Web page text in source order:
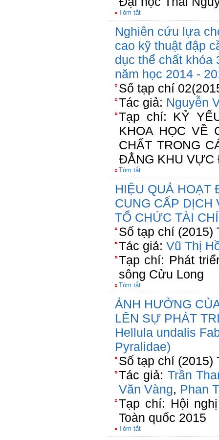
Tóm tắt
Nghiên cứu lựa
cao kỹ thuật đập
dục thể chất
năm học 2014 -
Số tạp chí
Tác giả: Nguyễn
Tạp chí: KỶ
KHOA HỌC VỀ
CHẤT TRONG
ĐẲNG KHU VỰC
Tóm tắt
HIỆU QUẢ HOẠT
CUNG CẤP DỊCH
TỔ CHỨC TÀI
Số tạp chí (2015)
Tác giả: Vũ Thị
Tạp chí: Phát
sông Cửu Long
Tóm tắt
ẢNH HƯỞNG
LÊN SỰ PHÁT
Hellula undalis
Pyralidae)
Số tạp chí (2015)
Tác giả: Trần
Văn Vàng, Phan
Tạp chí: Hội
Toàn quốc 2015
Tóm tắt